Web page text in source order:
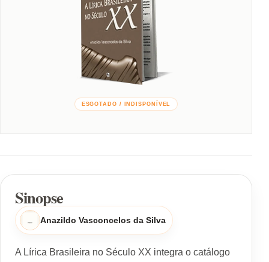
ESGOTADO / INDISPONÍVEL
Sinopse
Anazildo Vasconcelos da Silva
A Lírica Brasileira no Século XX integra o catálogo